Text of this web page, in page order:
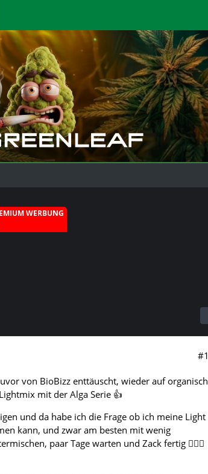
WERBUNG
#1
von BioBizz enttäuscht, wieder auf organisch
mit der Alga Serie 👍
und da habe ich die Frage ob ich meine Light
kann, und zwar am besten mit wenig
paar Tage warten und Zack fertig 🤷🏻‍♂️